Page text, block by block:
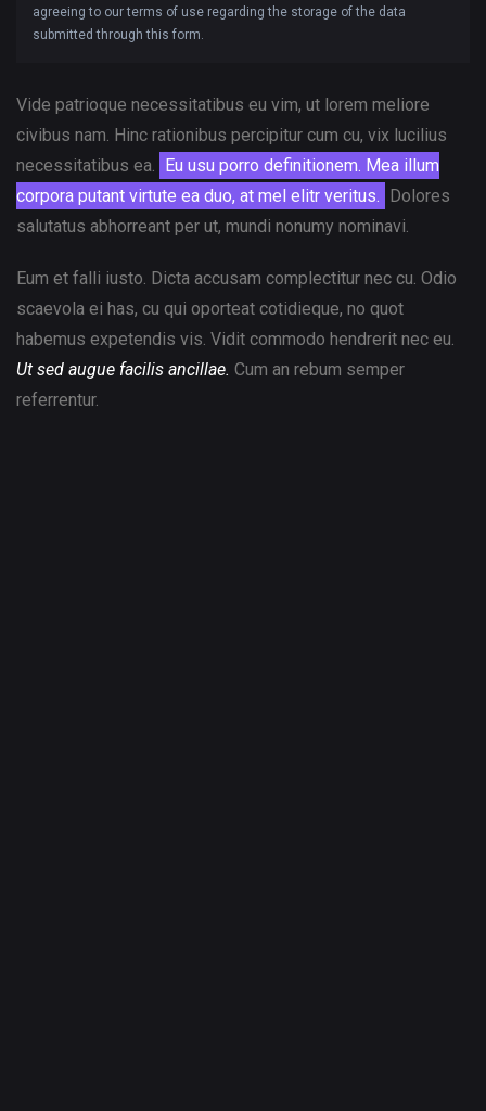
agreeing to our terms of use regarding the storage of the data
submitted through this form.
Vide patrioque necessitatibus eu vim, ut lorem meliore
civibus nam. Hinc rationibus percipitur cum cu, vix lucilius
necessitatibus ea.
Eu usu porro definitionem. Mea illum
corpora putant virtute ea duo, at mel elitr veritus.
Dolores
salutatus abhorreant per ut, mundi nonumy nominavi.
Eum et falli iusto. Dicta accusam complectitur nec cu. Odio
scaevola ei has, cu qui oporteat cotidieque, no quot
habemus expetendis vis. Vidit commodo hendrerit nec eu.
Ut sed augue facilis ancillae. Cum an rebum semper
referrentur.